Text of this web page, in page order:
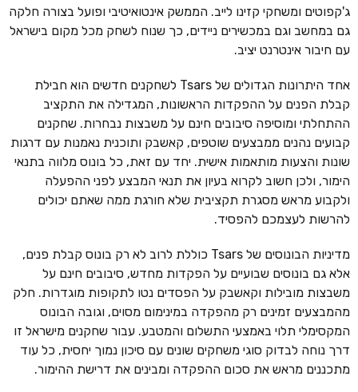
ג'קפוטים ומשחקי קזינו לייב. הממשק אינטואיטיבי ופועל בצורה חלקה
גם במחשב וגם במכשירים ניידים, כך שנוח לשחק מכל מקום בישראל
עם חיבור אינטרנט יציב.
אחד היתרונות הגדולים של Tsars לשחקנים חדשים הוא חבילת
קבלת הפנים על ההפקדות הראשונות, המגדילה את התקציב
ההתחלתי ומוסיפה סיבובים חינם על משבצות נבחרות. שחקנים
קבועים נהנים ממבצעים שוטפים, קאשבק ותוכנית נאמנות עם דרגות
שונות והצעות מותאמות אישית. יחד עם זאת, כל בונוס מלווה בתנאי
הימור, ולכן חשוב לקרוא בעיון את תנאי המבצע לפני ההפעלה
ולקבוע מראש מסגרת תקציבית שלא חורגת ממה שאתם יכולים
להרשות לעצמכם להפסיד.
מדיניות הבונוסים של Tsars כוללת לרוב לא רק בונוס קבלת פנים,
אלא גם בונוסים שבועיים על הפקדות מחדש, סיבובים חינם על
משבצות מובילות וקאשבק על הפסדים נטו לתקופות מוגדרות. חלק
מהמבצעים זמינים רק מהפקדה במינימום מסוים, וגובה הבונוס
המקסימלי תלוי באמצעי התשלום והמטבע. עבור שחקנים מישראל זו
דרך נוחה לבדוק סוגי משחקים שונים עם סיכון נמוך יחסית, כל עוד
מתכננים מראש את סכום ההפקדה ומבינים את דרישת ההימור.